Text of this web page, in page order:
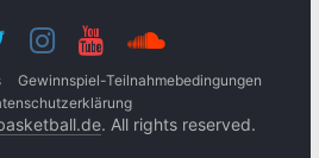
Gewinnspiel-Teilnahmebedingungen
. All rights reserved.